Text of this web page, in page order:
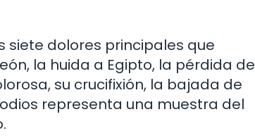
siete dolores principales que
la huida a Egipto, la pérdida de
su crucifixión, la bajada de
representa una muestra del